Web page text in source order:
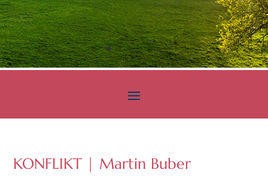
KONFLIKT | Martin Buber